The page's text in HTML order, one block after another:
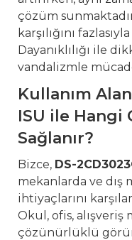
çözüm sunmaktadır.
karşılığını
Dayanıklılığı ile
vandalizmle
Kullanım
ISU ile Hangi
Sağlanır?
Bizce, DS-
mekanlarda ve
ihtiyaçlarını
Okul, ofis,
çözünürlüklü